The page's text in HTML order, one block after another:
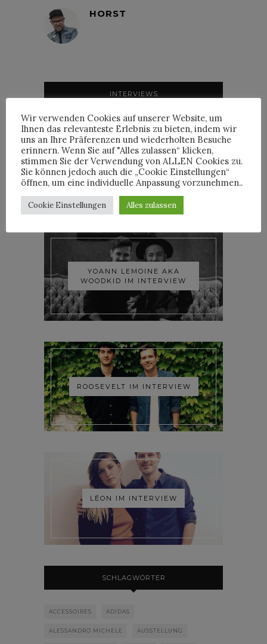
HORST
INTERVIEWS
TRIXIE MATTEL IM
INTERVIEW
YOANN LEMOINE AKA
WOODKID IM INTERVIEW
ROOSEVELT IM INTERVIEW
LÉON IM INTERVIEW
SCHLAGWÖRTER
ACCESSOIRES ADIDAS
ALESSANDRO MICHELE AUSSTELLUNG
Wir verwenden Cookies auf unserer Website, um
Ihnen das relevanteste Erlebnis zu bieten, indem wir
uns an Ihre Präferenzen und wiederholten Besuche
erinnern. Wenn Sie auf "Alles zulassen“ klicken,
stimmen Sie der Verwendung von ALLEN Cookies zu.
Sie können jedoch auch die „Cookie Einstellungen“
öffnen, um eine individuelle Anpassung vorzunehmen..
Cookie Einstellungen Alles zulassen